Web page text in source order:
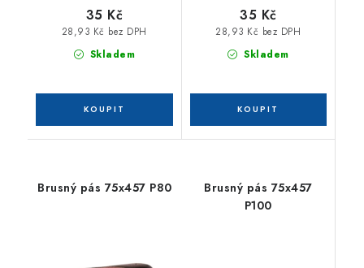
Skladem
28,93 Kč bez DPH
35 Kč
Skladem
28,93 Kč bez DPH
35 Kč
Brusný pás 75x457 P80
Brusný pás 75x457
P100